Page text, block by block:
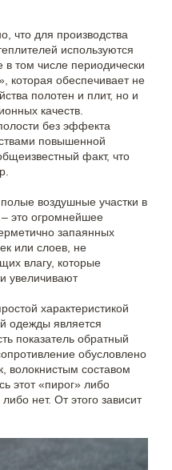
что для производства
используются
том числе периодически
которая обеспечивает не
полотен и плит, но и
качеств.
без эффекта
повышенной
факт, что
воздушные участки в
это огромнейшее
запаянных
или слоев, не
влагу, которые
увеличивают
характеристикой
одежды является
показатель обратный
обусловлено
волокнистым составом
этот «пирог» либо
нет. От этого зависит